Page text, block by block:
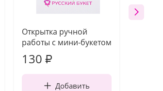
Открытка ручной
работы с мини-букетом
130 ₽
Добавить